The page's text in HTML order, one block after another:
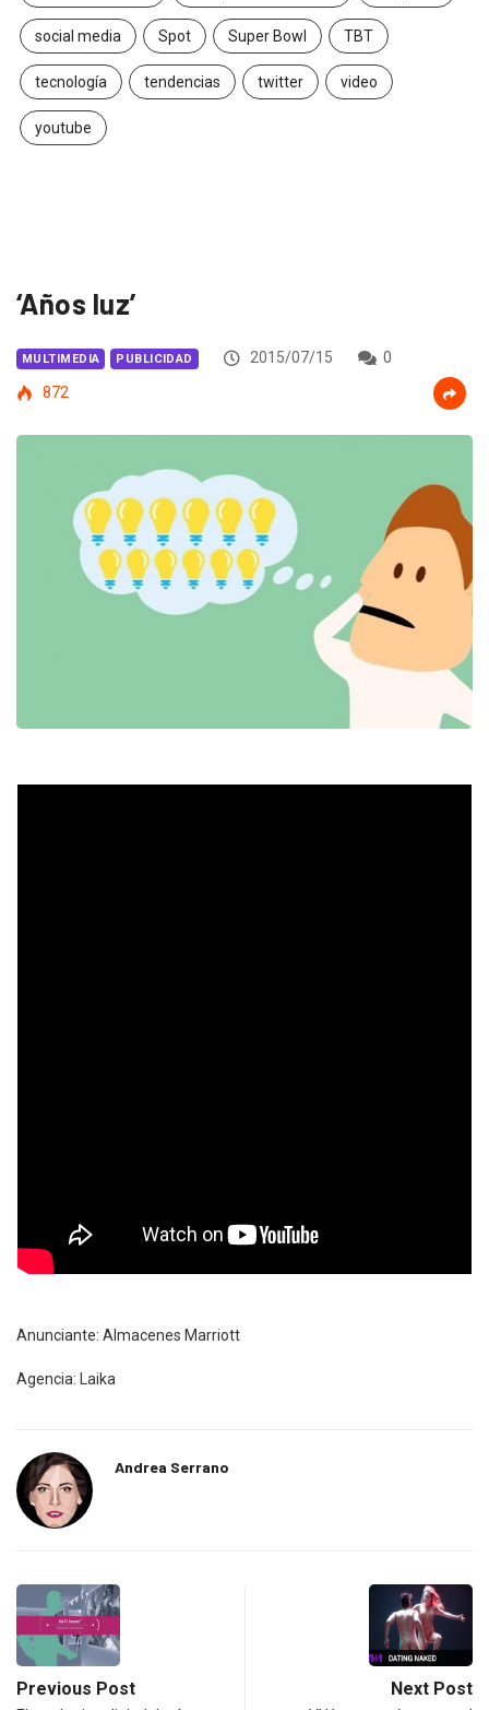
social media Spot Super Bowl TBT
tecnología tendencias twitter video
youtube
‘Años luz’
MULTIMEDIA PUBLICIDAD 2015/07/15
0
872
Anunciante: Almacenes Marriott
Agencia: Laika
Andrea Serrano
Previous Post Next Post